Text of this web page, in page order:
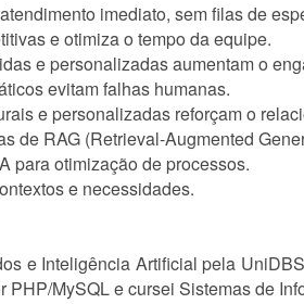
imediato, sem filas de
e otimiza o tempo da equipe.
e personalizadas aumentam o
evitam falhas humanas.
e personalizadas reforçam o
de RAG (Retrieval-Augmented
para otimização de processos.
e necessidades.
e Inteligência Artificial pela
MySQL e cursei Sistemas de